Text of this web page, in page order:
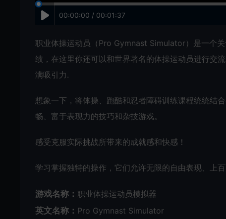
00:00:00 / 00:01:37
职业体操运动员（Pro Gymnast Simulator）是一个
绩，在这里你还可以和世界著名的体操运动员进行交
满吸引力.
想象一下，将体操、跑酷和忍者障碍训练课程统统结
畅、富于表现力的技巧和杂技游戏。
感受克服实际挑战所带来的成就感和快感！
学习掌握独特的操作，它们允许无限的自由表现、上
游戏名称： 职业体操运动员模拟器
英文名称： Pro Gymnast Simulator